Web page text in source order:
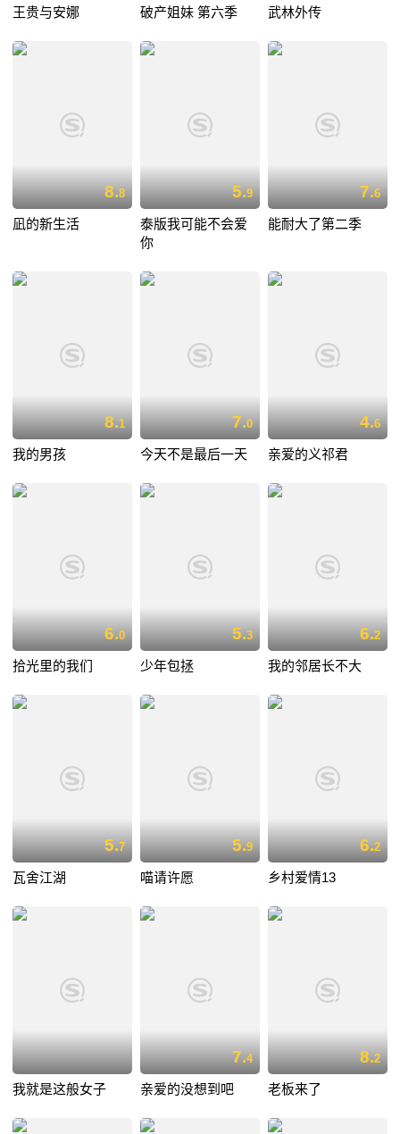
王贵与安娜 破产姐妹 第六季 武林外传
8.8
凪的新生活
5.9
泰版我可能不会爱
你
7.6
能耐大了第二季
8.1
我的男孩
7.0
今天不是最后一天
4.6
亲爱的义祁君
6.0
拾光里的我们
5.3
少年包拯
6.2
我的邻居长不大
5.7
瓦舍江湖
5.9
喵请许愿
6.2
乡村爱情13
我就是这般女子
7.4
亲爱的没想到吧
8.2
老板来了